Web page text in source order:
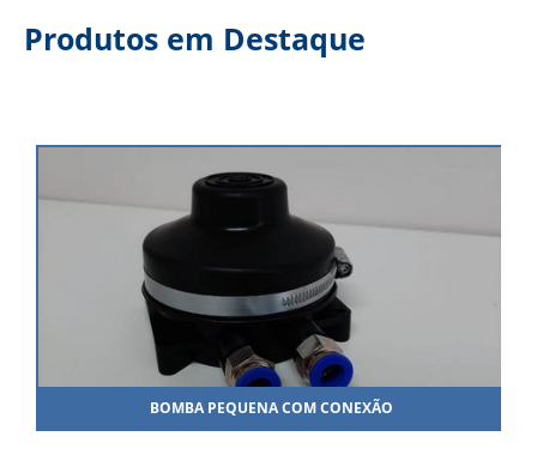
Produtos em Destaque
BOMBA PEQUENA COM CONEXÃO